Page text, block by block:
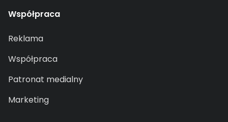
Współpraca
Reklama
Współpraca
Patronat medialny
Marketing